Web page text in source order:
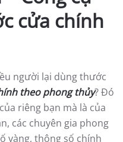
cửa chính
người lại dùng thước
theo phong thủy? Đó
riêng bạn mà là của
các chuyên gia phong
vàng, thông số chính